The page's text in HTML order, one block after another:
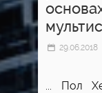
29.06.2018
... Пол